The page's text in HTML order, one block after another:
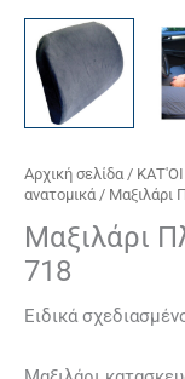
Αρχική σελίδα /
ανατομικά / Μαξιλάρι
Μαξιλάρι
718
Ειδικά
Μαξιλάρι
Πλάτης-
Αυτοκινήτου
AC-
718